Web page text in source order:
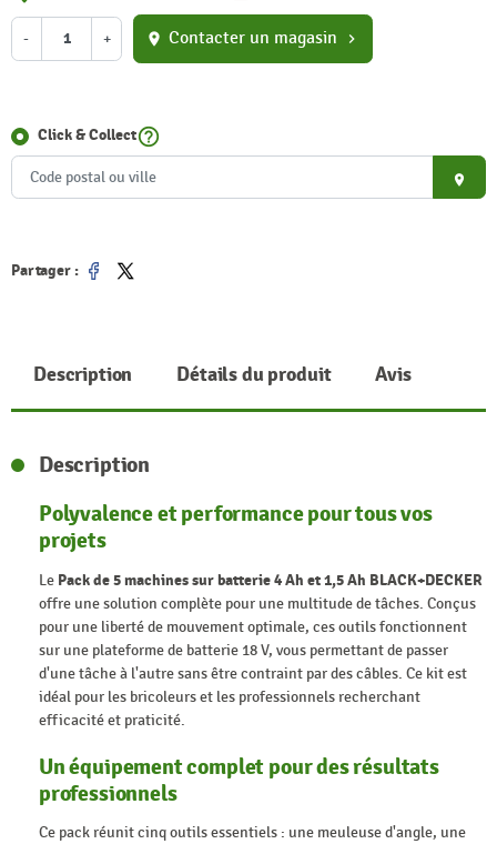
- + location_on Contacter un magasin chevron_right
Click & Collecthelp_outline
place
Partager :
Partager
Tweet
Description Détails du produit Avis
Description
Polyvalence et performance pour tous vos
projets
Le Pack de 5 machines sur batterie 4 Ah et 1,5 Ah BLACK+DECKER
offre une solution complète pour une multitude de tâches. Conçus
pour une liberté de mouvement optimale, ces outils fonctionnent
sur une plateforme de batterie 18 V, vous permettant de passer
d'une tâche à l'autre sans être contraint par des câbles. Ce kit est
idéal pour les bricoleurs et les professionnels recherchant
efficacité et praticité.
Un équipement complet pour des résultats
professionnels
Ce pack réunit cinq outils essentiels : une meuleuse d'angle, une